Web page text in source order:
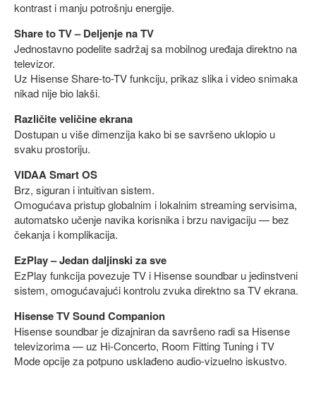
kontrast i manju potrošnju energije.
Share to TV – Deljenje na TV
Jednostavno podelite sadržaj sa mobilnog uređaja direktno na
televizor.
Uz Hisense Share-to-TV funkciju, prikaz slika i video snimaka
nikad nije bio lakši.
Različite veličine ekrana
Dostupan u više dimenzija kako bi se savršeno uklopio u
svaku prostoriju.
VIDAA Smart OS
Brz, siguran i intuitivan sistem.
Omogućava pristup globalnim i lokalnim streaming servisima,
automatsko učenje navika korisnika i brzu navigaciju — bez
čekanja i komplikacija.
EzPlay – Jedan daljinski za sve
EzPlay funkcija povezuje TV i Hisense soundbar u jedinstveni
sistem, omogućavajući kontrolu zvuka direktno sa TV ekrana.
Hisense TV Sound Companion
Hisense soundbar je dizajniran da savršeno radi sa Hisense
televizorima — uz Hi-Concerto, Room Fitting Tuning i TV
Mode opcije za potpuno usklađeno audio-vizuelno iskustvo.